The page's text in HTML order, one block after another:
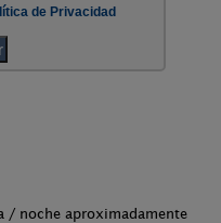
/ noche aproximadamente